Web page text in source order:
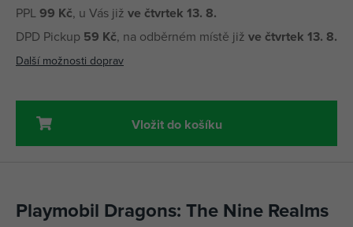
PPL99 Kč, u Vás již ve čtvrtek 13. 8.
DPD Pickup 59 Kč, na odběrném místě již ve čtvrtek 13. 8.
Další možnosti doprav
Vložit do košíku
Playmobil Dragons: The Nine Realms